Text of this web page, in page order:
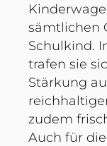
sämtlichen
Schulkind.
trafen sie
Stärkung
zudem
Auch für